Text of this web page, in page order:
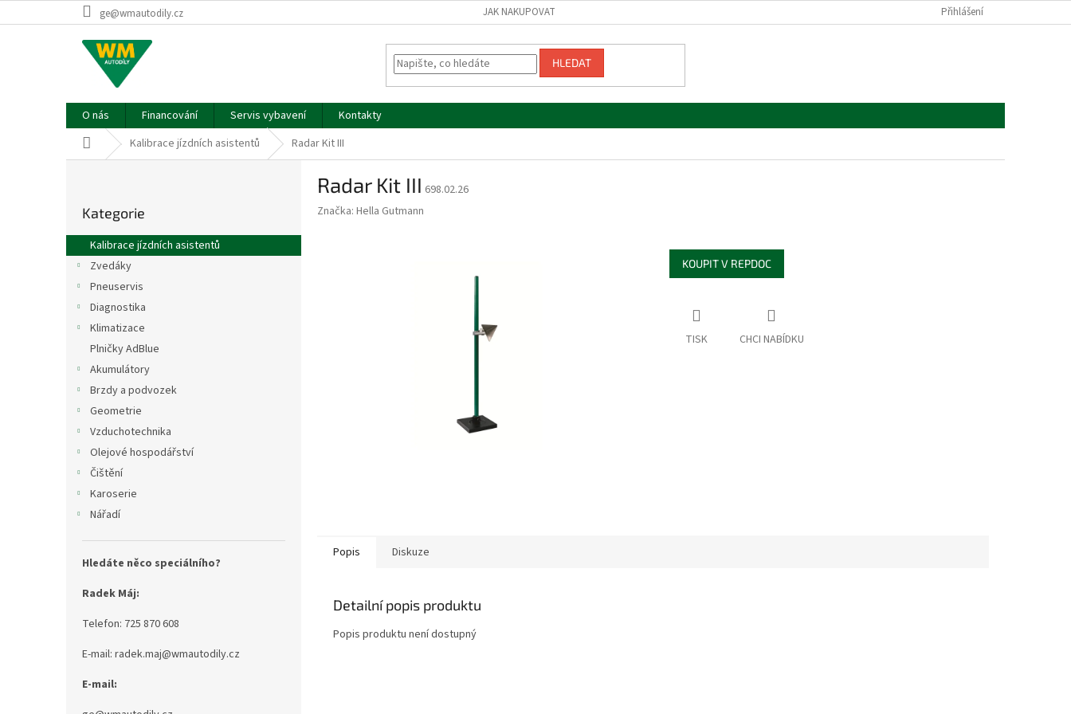
na
ge@wmautodily.cz JAK NAKUPOVAT Přihlášení
HLEDAT
O nás Financování Servis vybavení
Kontakty
Domů Kalibrace jízdních asistentů Radar Kit III
r
a
kategorie
Kategorie
Kalibrace jízdních asistentů
Zvedáky
Pneuservis
Diagnostika
Klimatizace
Plničky AdBlue
Akumulátory
Brzdy a podvozek
Geometrie
Vzduchotechnika
Olejové hospodářství
Čištění
Karoserie
Nářadí
Hledáte něco speciálního?
Radek Máj:
Telefon: 725 870 608
E-mail: radek.maj@wmautodily.cz
E-mail:
Radar Kit III 698.02.26
Značka: Hella Gutmann
KOUPIT V REPDOC
TISK
Popis Diskuze
Detailní popis produktu
Popis produktu není dostupný